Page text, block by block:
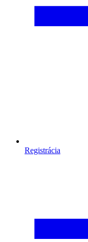
Registrácia